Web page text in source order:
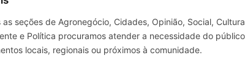
as seções de Agronegócio, Cidades, Opinião, Social,
e Política procuramos atender a necessidade do
locais, regionais ou próximos à comunidade.